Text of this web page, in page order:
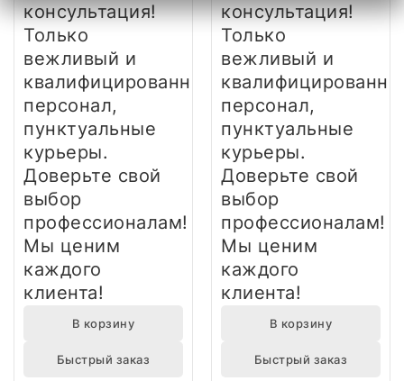
консультация!
Только
вежливый и
квалифицированный
персонал,
пунктуальные
курьеры.
Доверьте свой
выбор
профессионалам!
Мы ценим
каждого
клиента!
В корзину
Быстрый заказ
консультация!
Только
вежливый и
персонал,
пунктуальные
курьеры.
Доверьте свой
выбор
профессионалам!
Мы ценим
каждого
клиента!
В корзину
Быстрый заказ